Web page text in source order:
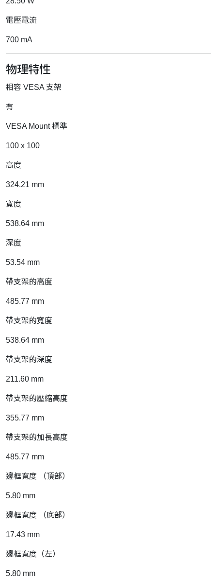
電壓電流
700 mA
物理特性
相容 VESA 支架
有
VESA Mount 標準
100 x 100
高度
324.21 mm
寬度
538.64 mm
深度
53.54 mm
帶支架的高度
485.77 mm
帶支架的寬度
538.64 mm
帶支架的深度
211.60 mm
帶支架的壓縮高度
355.77 mm
帶支架的加長高度
485.77 mm
邊框寬度 （頂部）
5.80 mm
邊框寬度 （底部）
17.43 mm
邊框寬度（左）
5.80 mm